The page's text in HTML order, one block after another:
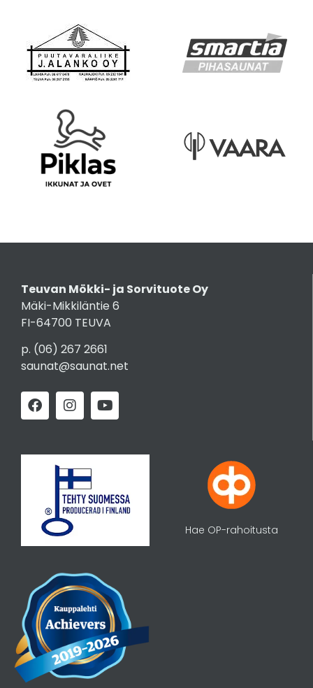
Teuvan Mökki- ja Sorvituote Oy
Mäki-Mikkiläntie 6
FI-64700 TEUVA
p. (06) 267 2661
saunat@saunat.net
Hae OP-rahoitusta